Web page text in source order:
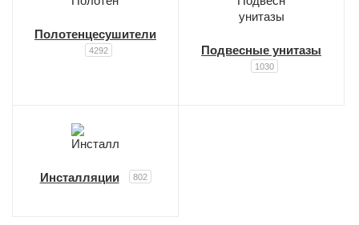
Полотенцесушители
4292 Подвесные унитазы
1030
Инсталляции 802